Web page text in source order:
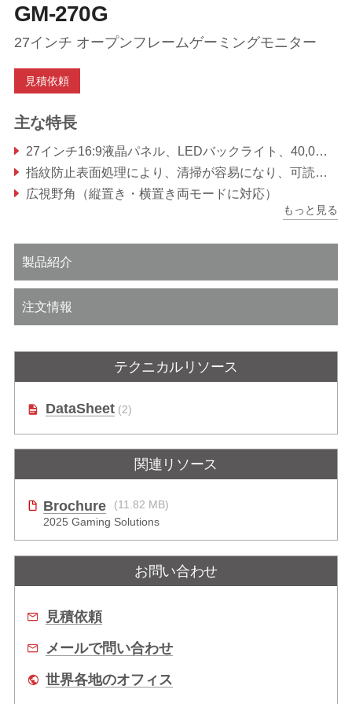
GM-270G
27インチ オープンフレームゲーミングモニター
見積依頼
主な特長
27インチ16:9液晶パネル、LEDバックライト、40,000時間駆動
指紋防止表面処理により、清掃が容易になり、可読性が向上
広視野角（縦置き・横置き両モードに対応）
もっと見る
製品紹介
注文情報
テクニカルリソース
DataSheet(2)
関連リソース
Brochure
(11.82 MB)
2025 Gaming Solutions
お問い合わせ
見積依頼
メールで問い合わせ
世界各地のオフィス